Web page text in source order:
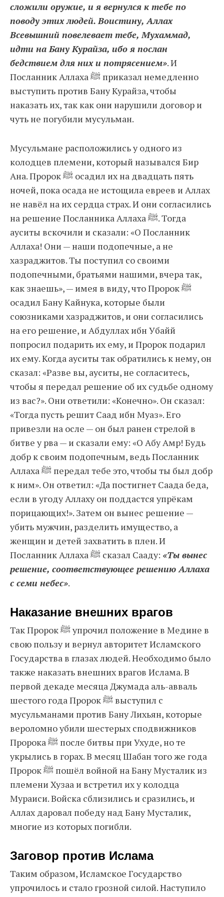
сложили оружие, и я вернулся к тебе по
поводу этих людей. Воистину, Аллах
Всевышний повелевает тебе, Мухаммад,
идти на Бану Курайза, ибо я послан
бедствием для них и потрясением». И
Посланник Аллаха ﷺ приказал немедленно
выступить против Бану Курайза, чтобы
наказать их, так как они нарушили договор и
чуть не погубили мусульман.
Мусульмане расположились у одного из
колодцев племени, который назывался Бир
Ана. Пророк ﷺ осадил их на двадцать пять
ночей, пока осада не истощила евреев и Аллах
не навёл на их сердца страх. И они согласились
на решение Посланника Аллаха ﷺ. Тогда
ауситы вскочили и сказали: «О Посланник
Аллаха! Они — наши подопечные, а не
хазраджитов. Ты поступил со своими
подопечными, братьями нашими, вчера так,
как знаешь», — имея в виду, что Пророк ﷺ
осадил Бану Кайнука, которые были
союзниками хазраджитов, и они согласились
на его решение, и Абдуллах ибн Убайй
попросил подарить их ему, и Пророк подарил
их ему. Когда ауситы так обратились к нему, он
сказал: «Разве вы, ауситы, не согласитесь,
чтобы я передал решение об их судьбе одному
из вас?». Они ответили: «Конечно». Он сказал:
«Тогда пусть решит Саад ибн Муаз». Его
привезли на осле — он был ранен стрелой в
битве у рва — и сказали ему: «О Абу Амр! Будь
добр к своим подопечным, ведь Посланник
Аллаха ﷺ передал тебе это, чтобы ты был добр
к ним». Он ответил: «Да постигнет Саада беда,
если в угоду Аллаху он поддастся упрёкам
порицающих!». Затем он вынес решение —
убить мужчин, разделить имущество, а
женщин и детей захватить в плен. И
Посланник Аллаха ﷺ сказал Сааду: «Ты вынес
решение, соответствующее решению Аллаха
с семи небес».
Наказание внешних врагов
Так Пророк ﷺ упрочил положение в Медине в
свою пользу и вернул авторитет Исламского
Государства в глазах людей. Необходимо было
также наказать внешних врагов Ислама. В
первой декаде месяца Джумада аль-авваль
шестого года Пророк ﷺ выступил с
мусульманами против Бану Лихьян, которые
вероломно убили шестерых сподвижников
Пророка ﷺ после битвы при Ухуде, но те
укрылись в горах. В месяц Шабан того же года
Пророк ﷺ пошёл войной на Бану Мусталик из
племени Хузаа и встретил их у колодца
Мураиси. Войска сблизились и сразились, и
Аллах даровал победу над Бану Мусталик,
многие из которых погибли.
Заговор против Ислама
Таким образом, Исламское Государство
упрочилось и стало грозной силой. Наступило